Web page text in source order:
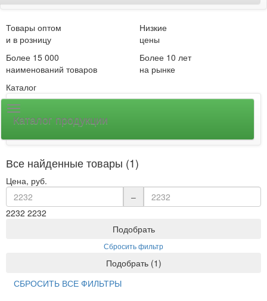
Товары оптом
и в розницу
Низкие
цены
Более 15 000
наименований товаров
Более 10 лет
на рынке
Каталог
Каталог продукции
Все найденные товары (1)
Цена, руб.
–
2232 2232
Подобрать
Сбросить фильтр
Подобрать (1)
СБРОСИТЬ ВСЕ ФИЛЬТРЫ